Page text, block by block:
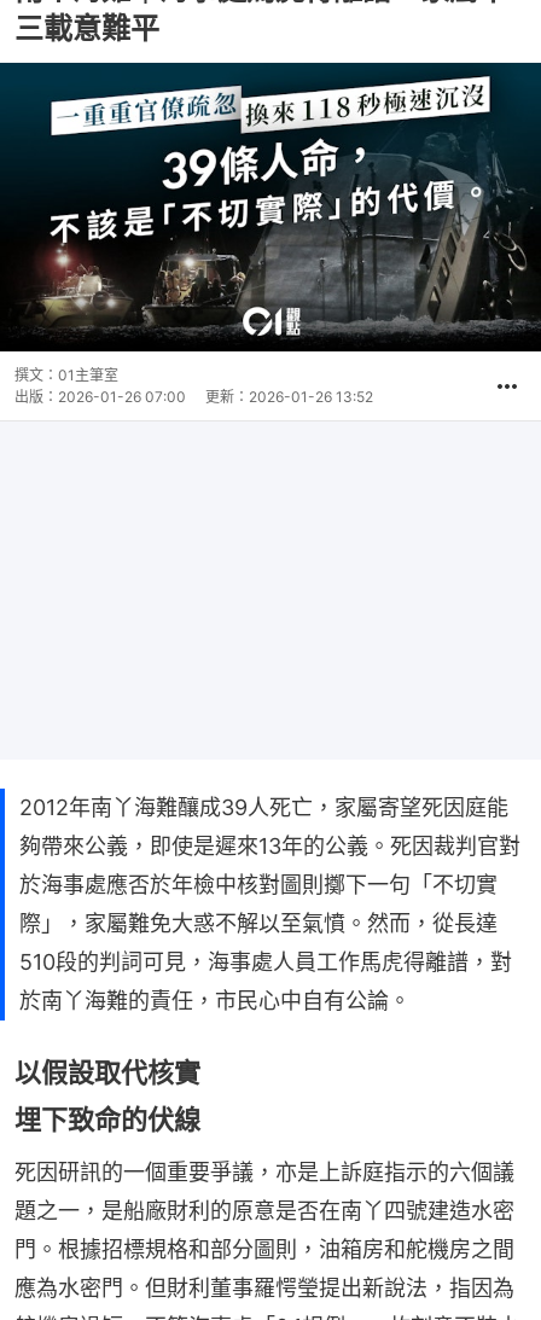
三載意難平
撰文： 01主筆室
出版： 2026-01-26 07:00 更新： 2026-01-26 13:52
2012年南丫海難釀成39人死亡，家屬寄望死因庭能
夠帶來公義，即使是遲來13年的公義。死因裁判官對
於海事處應否於年檢中核對圖則擲下一句「不切實
際」，家屬難免大惑不解以至氣憤。然而，從長達
510段的判詞可見，海事處人員工作馬虎得離譜，對
於南丫海難的責任，市民心中自有公論。
以假設取代核實
埋下致命的伏線
死因研訊的一個重要爭議，亦是上訴庭指示的六個議
題之一，是船廠財利的原意是否在南丫四號建造水密
門。根據招標規格和部分圖則，油箱房和舵機房之間
應為水密門。但財利董事羅愕瑩提出新說法，指因為